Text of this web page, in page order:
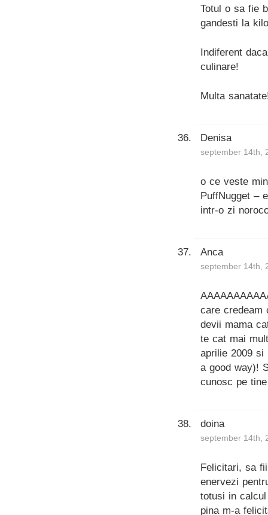
Totul o sa fie
gandesti la
Indiferent
culinare!
Multa
Denisa
september 14th,
o ce veste
PuffNugget –
intr-o zi
Anca
september 14th,
care credeam
devii mama
te cat mai
aprilie 2009
a good way)!
cunosc pe
doina
september 14th,
Felicitari, sa
enervezi
totusi in
pina m-a